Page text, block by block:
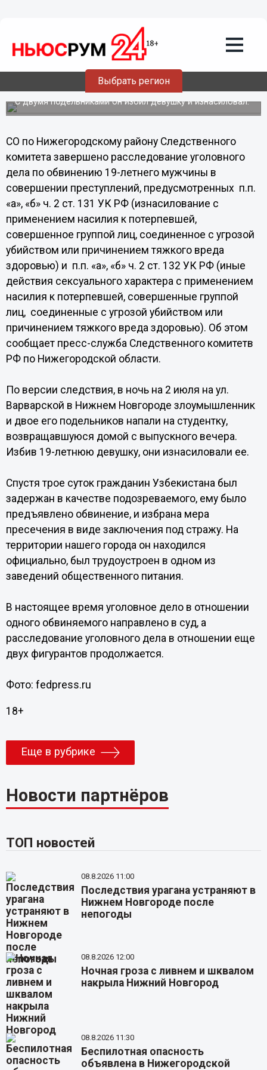
Выбрать регион
20.12.201313:24
Узбекистанец, изнасиловавший
нижегородку, предстанет перед судом
С двумя подельниками он избил девушку и изнасиловал.
СО по Нижегородскому району Следственного
комитета завершено расследование уголовного
дела по обвинению 19-летнего мужчины в
совершении преступлений, предусмотренных п.п.
«а», «б» ч. 2 ст. 131 УК РФ (изнасилование с
применением насилия к потерпевшей,
совершенное группой лиц, соединенное с угрозой
убийством или причинением тяжкого вреда
здоровью) и п.п. «а», «б» ч. 2 ст. 132 УК РФ (иные
действия сексуального характера с применением
насилия к потерпевшей, совершенные группой
лиц, соединенные с угрозой убийством или
причинением тяжкого вреда здоровью). Об этом
сообщает пресс-служба Следственного комитетв
РФ по Нижегородской области.
По версии следствия, в ночь на 2 июля на ул.
Варварской в Нижнем Новгороде злоумышленник
и двое его подельников напали на студентку,
возвращавшуюся домой с выпускного вечера.
Избив 19-летнюю девушку, они изнасиловали ее.
Спустя трое суток гражданин Узбекистана был
задержан в качестве подозреваемого, ему было
предъявлено обвинение, и избрана мера
пресечения в виде заключения под стражу. На
территории нашего города он находился
официально, был трудоустроен в одном из
заведений общественного питания.
В настоящее время уголовное дело в отношении
одного обвиняемого направлено в суд, а
расследование уголовного дела в отношении еще
двух фигурантов продолжается.
Фото: fedpress.ru
18+
Еще в рубрике
Новости партнёров
ТОП новостей
08.8.2026 11:00
Последствия урагана устраняют в
Нижнем Новгороде после
непогоды
08.8.2026 12:00
Ночная гроза с ливнем и шквалом
накрыла Нижний Новгород
08.8.2026 11:30
Беспилотная опасность
объявлена в Нижегородской